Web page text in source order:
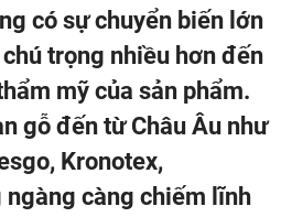
có sự chuyển biến lớn
trọng nhiều hơn đến
mỹ của sản phẩm.
gỗ đến từ Châu Âu như
Kronotex,
càng chiếm lĩnh